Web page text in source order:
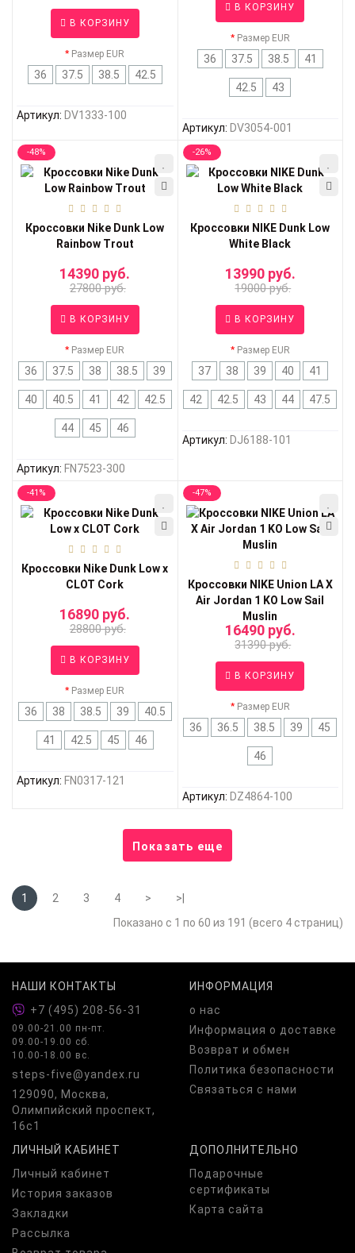
В КОРЗИНУ
Размер EUR
36 37.5 38.5 42.5
Артикул: DV1333-100
В КОРЗИНУ
Размер EUR
36 37.5 38.5 41
42.5 43
Артикул: DV3054-001
-48%
Кроссовки Nike Dunk Low
Rainbow Trout
14390 руб.
27800 руб.
В КОРЗИНУ
Размер EUR
36 37.5 38 38.5 39
40 40.5 41 42 42.5
44 45 46
Артикул: FN7523-300
-26%
Кроссовки NIKE Dunk Low
White Black
13990 руб.
19000 руб.
В КОРЗИНУ
Размер EUR
37 38 39 40 41
42 42.5 43 44 47.5
Артикул: DJ6188-101
-41%
Кроссовки Nike Dunk Low x
CLOT Cork
16890 руб.
28800 руб.
В КОРЗИНУ
Размер EUR
36 38 38.5 39 40.5
41 42.5 45 46
Артикул: FN0317-121
-47%
Кроссовки NIKE Union LA X
Air Jordan 1 KO Low Sail
Muslin
16490 руб.
31390 руб.
В КОРЗИНУ
Размер EUR
36 36.5 38.5 39 45
46
Артикул: DZ4864-100
Показать еще
1 2 3 4 >
>|
Показано с 1 по 60 из 191 (всего 4 страниц)
НАШИ КОНТАКТЫ
+7 (495) 208-56-31
09.00-21.00 пн-пт.
09.00-19.00 сб.
10.00-18.00 вс.
steps-five@yandex.ru
129090, Москва,
Олимпийский проспект,
16с1
ИНФОРМАЦИЯ
о нас
Информация о доставке
Возврат и обмен
Политика безопасности
Связаться с нами
ЛИЧНЫЙ КАБИНЕТ
Личный кабинет
История заказов
Закладки
Рассылка
ДОПОЛНИТЕЛЬНО
Подарочные
сертификаты
Карта сайта